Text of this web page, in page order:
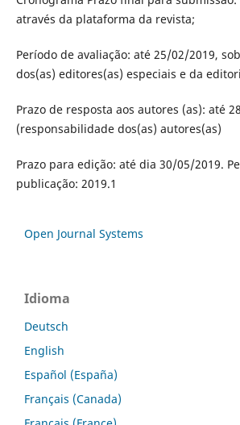
através da plataforma da revista;
Período de avaliação: até 25/02/2019,
dos(as) editores(as) especiais e da
Prazo de resposta aos autores (as): até
(responsabilidade dos(as) autores(as)
Prazo para edição: até dia 30/05/2019.
publicação: 2019.1
Open Journal Systems
Idioma
Deutsch
English
Español (España)
Français (Canada)